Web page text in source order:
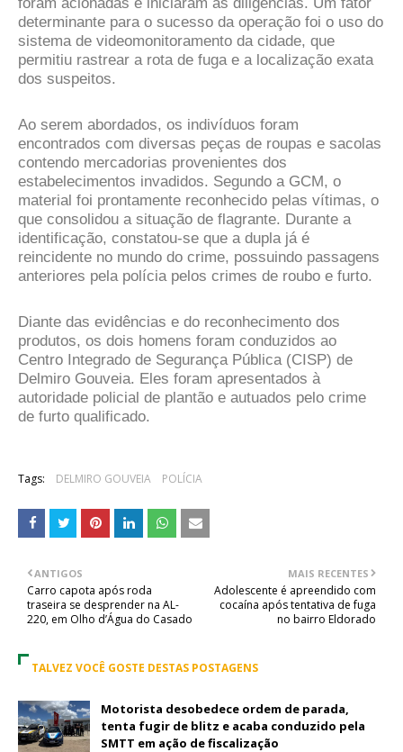
foram acionadas e iniciaram as diligências. Um fator
determinante para o sucesso da operação foi o uso do
sistema de videomonitoramento da cidade, que
permitiu rastrear a rota de fuga e a localização exata
dos suspeitos.
Ao serem abordados, os indivíduos foram
encontrados com diversas peças de roupas e sacolas
contendo mercadorias provenientes dos
estabelecimentos invadidos. Segundo a GCM, o
material foi prontamente reconhecido pelas vítimas, o
que consolidou a situação de flagrante. Durante a
identificação, constatou-se que a dupla já é
reincidente no mundo do crime, possuindo passagens
anteriores pela polícia pelos crimes de roubo e furto.
Diante das evidências e do reconhecimento dos
produtos, os dois homens foram conduzidos ao
Centro Integrado de Segurança Pública (CISP) de
Delmiro Gouveia. Eles foram apresentados à
autoridade policial de plantão e autuados pelo crime
de furto qualificado.
Tags: DELMIRO GOUVEIA POLÍCIA
MAIS RECENTES
Adolescente é apreendido com
cocaína após tentativa de fuga
no bairro Eldorado
ANTIGOS
Carro capota após roda
traseira se desprender na AL-
220, em Olho d’Água do Casado
TALVEZ VOCÊ GOSTE DESTAS POSTAGENS
Motorista desobedece ordem de parada,
tenta fugir de blitz e acaba conduzido pela
SMTT em ação de fiscalização